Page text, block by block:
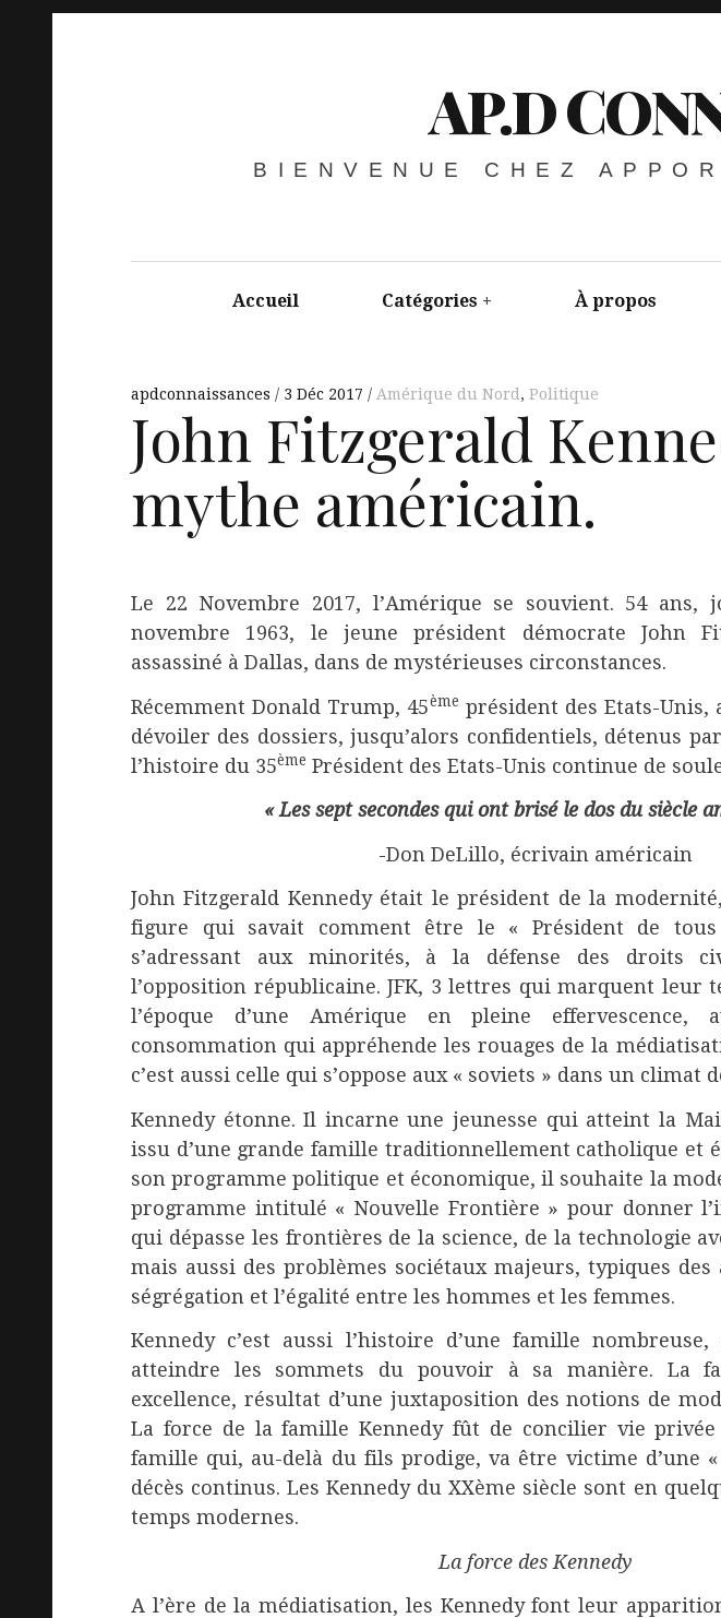
AP.D
BIENVENUE CHEZ
Accueil Catégories À propos
apdconnaissances 3 Déc 2017 Amérique du Nord , Politique
John Fitzgerald
mythe américain.
Le 22 Novembre 2017, l’Amérique se souvient. 54
novembre 1963, le jeune président démocrate John
assassiné à Dallas, dans de mystérieuses circonstances.
Récemment Donald Trump, 45ème président des Etats-Unis,
dévoiler des dossiers, jusqu’alors confidentiels, détenus
l’histoire du 35ème Président des Etats-Unis continue de
« Les sept secondes qui ont brisé le dos du siècle
-Don DeLillo, écrivain américain
John Fitzgerald Kennedy était le président de la
figure qui savait comment être le « Président de
s’adressant aux minorités, à la défense des droits
l’opposition républicaine. JFK, 3 lettres qui marquent leur
l’époque d’une Amérique en pleine effervescence,
consommation qui appréhende les rouages de la
c’est aussi celle qui s’oppose aux « soviets » dans un climat
Kennedy étonne. Il incarne une jeunesse qui atteint la
issu d’une grande famille traditionnellement catholique et
son programme politique et économique, il souhaite la
programme intitulé « Nouvelle Frontière » pour donner
qui dépasse les frontières de la science, de la technologie
mais aussi des problèmes sociétaux majeurs, typiques des
ségrégation et l’égalité entre les hommes et les femmes.
Kennedy c’est aussi l’histoire d’une famille
atteindre les sommets du pouvoir à sa manière. La
excellence, résultat d’une juxtaposition des notions de
La force de la famille Kennedy fût de concilier vie
famille qui, au-delà du fils prodige, va être victime d’une
décès continus. Les Kennedy du XXème siècle sont en
temps modernes.
La force des Kennedy
A l’ère de la médiatisation, les Kennedy font leur